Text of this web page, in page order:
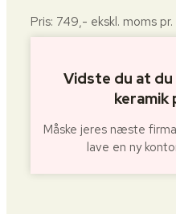
Pris: 749,- ekskl. moms pr.
Vidste du at du
keramik
Måske jeres næste
lave en ny